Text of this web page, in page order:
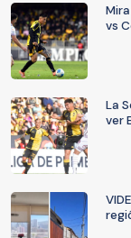
vs
La
ver